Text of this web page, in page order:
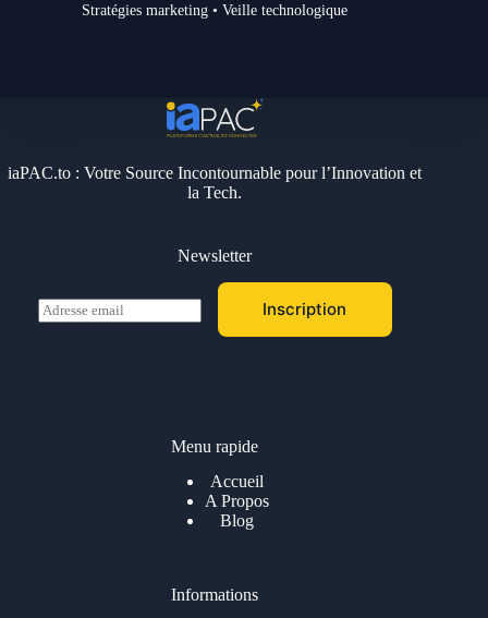
Stratégies marketing • Veille technologique
iaPAC.to : Votre Source Incontournable pour l’Innovation et
la Tech.
Newsletter
E
m
Inscription
Menu rapide
Accueil
A Propos
Blog
Informations